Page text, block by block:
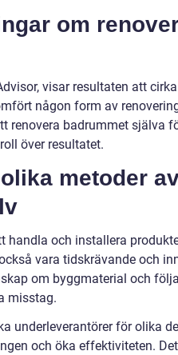
om
visar resultaten att
någon form av
renovera badrummet själva
över resultatet.
metoder
handla och installera
vara tidskrävande och
om byggmaterial och
misstag.
underleverantörer för olika
och öka effektiviteten.